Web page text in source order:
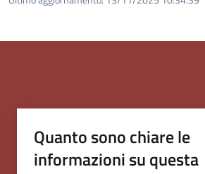
Quanto sono chiare le
informazioni su questa